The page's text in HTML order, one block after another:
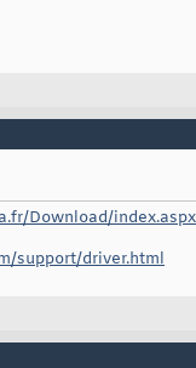
Download/
support/driver.html